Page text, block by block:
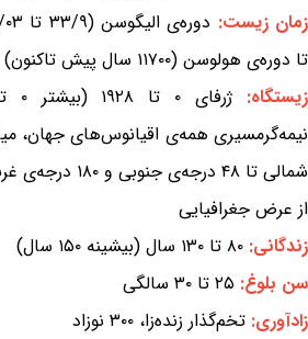
زمان زیست:
تا دوره‌ی هولوسن (۱۱۷۰۰ سال پیش تاکنون)
زیستگاه:
از عرض جغرافیایی
زندگانی: ۸۰ تا ۱۳۰ سال (بیشینه ۱۵۰ سال)
سن بلوغ: ۲۵ تا ۳۰ سالگی
زادآوری: تخم‌گذار زنده‌زا، ۳۰۰ نوزاد